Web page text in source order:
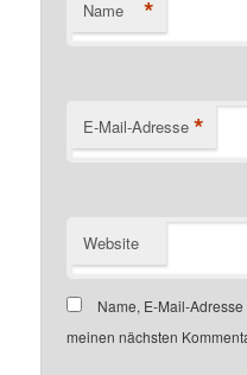
Name *
E-Mail-Adresse *
Website
Name, E-Mail-
meinen nächsten